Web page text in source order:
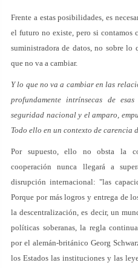
Frente a estas posibilidades, es
el futuro no existe, pero si contamos
suministradora de datos, no sobre
que no va a cambiar.
Y lo que no va a cambiar en las
profundamente intrínsecas de
seguridad nacional y el amparo,
Todo ello en un contexto de carencia
Por supuesto, ello no obsta la
cooperación nunca llegará a
disrupción internacional: "las
Porque por más logros y entrega de
la descentralización, es decir, un
políticas soberanas, la regla
por el alemán-británico Georg
los Estados las instituciones y las